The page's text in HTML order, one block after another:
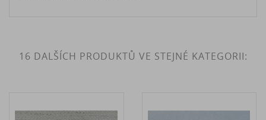
16 DALŠÍCH PRODUKTŮ VE STEJNÉ KATEGORII: